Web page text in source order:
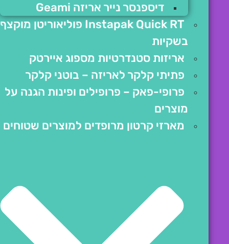
דיספנסר נייר אריזה Geami
Instapak Quick RT פוליאוריטן מוקצף
בשקיות
אריזות סטנדרטיות מספוג איירטק
פתיתי קלקר לאריזה – בוטני קלקר
פרופי-פאק – פרופילים ופינות הגנה על
מוצרים
מארזי קרטון מרופדים למוצרים שטוחים